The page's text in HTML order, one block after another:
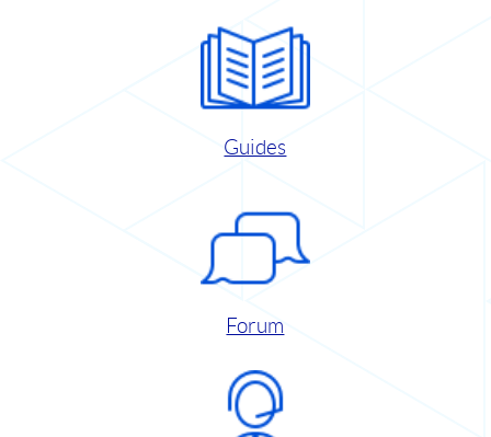
Guides
Forum